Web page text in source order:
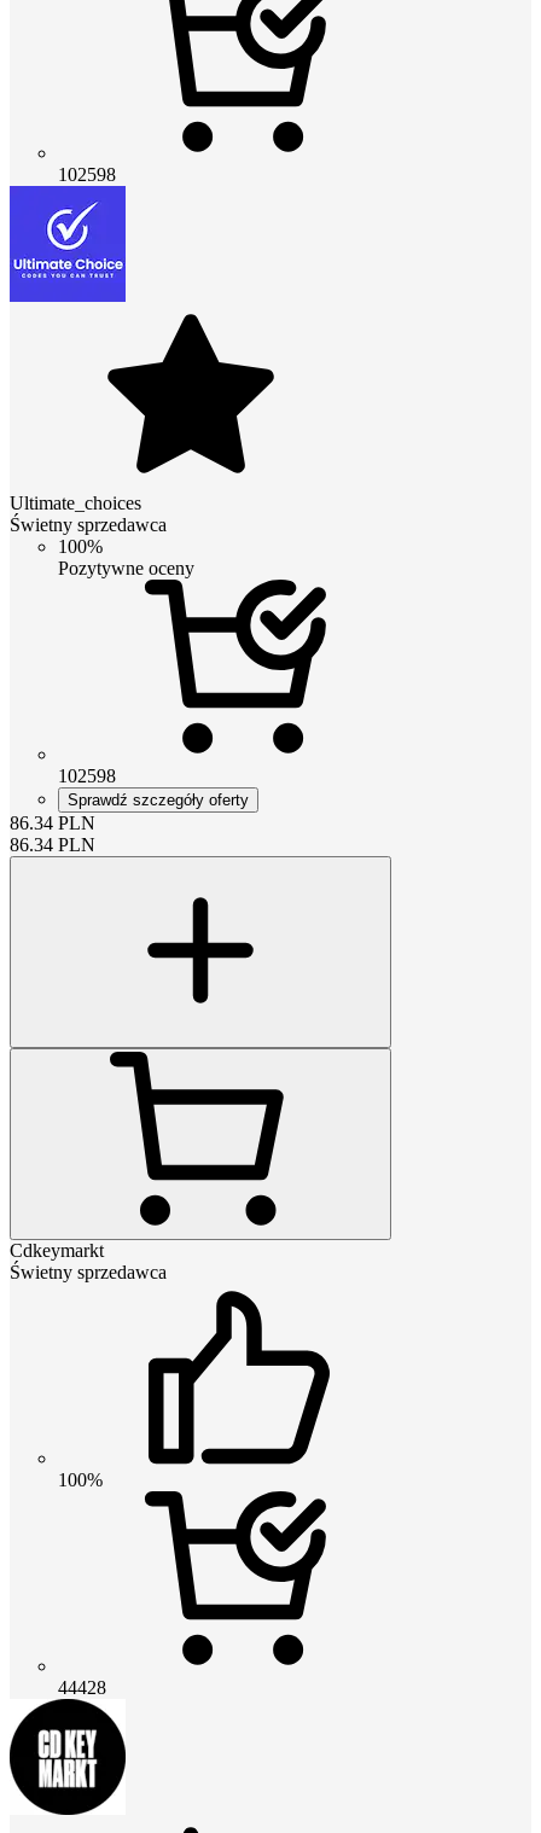
102598
Ultimate_choices
Świetny sprzedawca
100%
Pozytywne oceny
102598
Sprawdź szczegóły oferty
86.34 PLN
86.34 PLN
Cdkeymarkt
Świetny sprzedawca
100%
44428